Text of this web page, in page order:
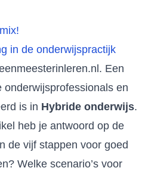
in de onderwijspractijk
Een
en
is in Hybride onderwijs.
heb je antwoord op de
de vijf stappen voor goed
Welke scenario’s voor